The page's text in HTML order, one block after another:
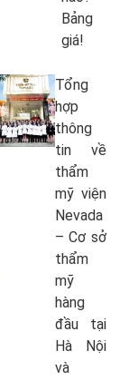
Bảng
giá!
Tổng
hợp
thông
tin về
thẩm
mỹ viện
Nevada
– Cơ sở
thẩm
mỹ
hàng
đầu tại
Hà Nội
và